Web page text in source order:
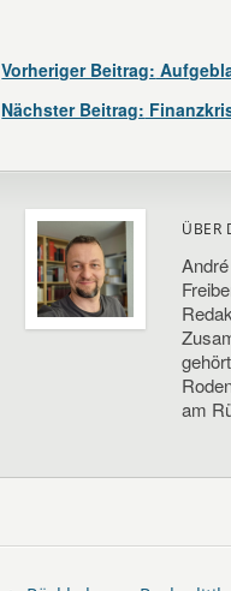
Vorheriger Beitrag:
Nächster Beitrag:
ÜBER
am